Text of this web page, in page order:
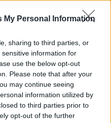
My Personal Information
sharing to third parties, or
information for
use the below opt-out
Please note that after your
may continue seeing
information utilized by
to third parties prior to
opt-out of the further
circuito que em 2026
Viana do Castelo, Vila
a prática dos desportos
promovendo o
suas condições naturais.
todas as etapas do
é o que mais precisa
sem vento não há
finalistas